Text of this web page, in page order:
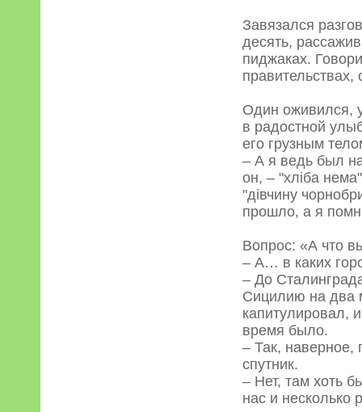
Завязался
десять,
пиджаках.
Один оживился,
в радостной
его грузным
– А я ведь был
он, – "хлiба
"дiвчину
прошло, а я
Вопрос: «А что
– А… в каких
– До
Сицилию на два
капитулировал,
время было.
– Так,
спутник.
– Нет, там хоть
нас и несколько